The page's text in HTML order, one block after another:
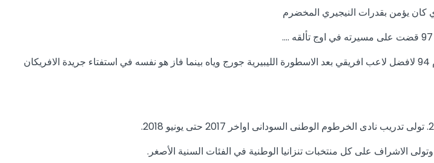
ايمانويل كان الثاني في الجائزة الشهيرة الكرة الذهبية الممنوحة من الفرانس فوتبول الفرنسية عام 94 لافضل لاعب افريقي بعد الاسطورة الليبيرية جورج وياه بينما فاز هو نفسه في استفتاء جريدة الافريكان